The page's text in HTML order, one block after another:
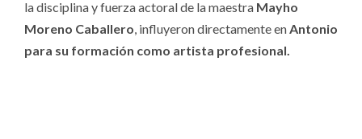
la disciplina y fuerza actoral de la maestra Mayho
Moreno Caballero , influyeron directamente en Antonio
para su formación como artista profesional.